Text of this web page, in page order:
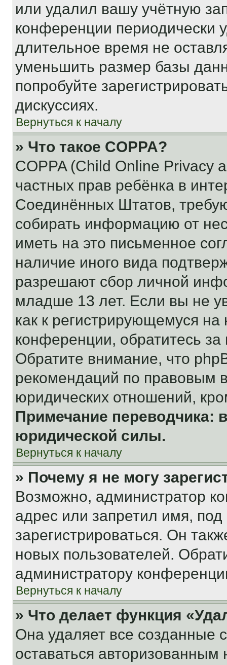
или удалил вашу учётную
конференции периодически
длительное время не
уменьшить размер базы
попробуйте
дискуссиях.
Вернуться к началу
» Что такое COPPA?
COPPA (Child Online Privacy
частных прав ребёнка в
Соединённых Штатов,
собирать информацию от
иметь на это письменное
наличие иного вида
разрешают сбор личной
младше 13 лет. Если вы не
как к регистрирующемуся
конференции, обратитесь
Обратите внимание, что
рекомендаций по правовым
юридических отношений,
Примечание переводчика:
юридической силы.
Вернуться к началу
» Почему я не могу
Возможно, администратор
адрес или запретил имя,
зарегистрироваться. Он
новых пользователей.
администратору
Вернуться к началу
» Что делает функция
Она удаляет все созданные
оставаться